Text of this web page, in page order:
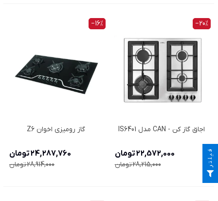
‎−20%
اجاق گاز کن - CAN مدل IS6401
22,572,000 تومان
28,215,000 تومان
‎−16%
گاز رومیزی اخوان Z6
24,287,760 تومان
28,914,000 تومان فیلتر